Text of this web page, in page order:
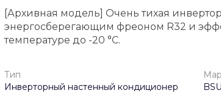
[Архивная модель] Очень тихая
энергосберегающим фреоном R32 и
температуре до -20 °C.
Тип
Инверторный настенный кондиционер